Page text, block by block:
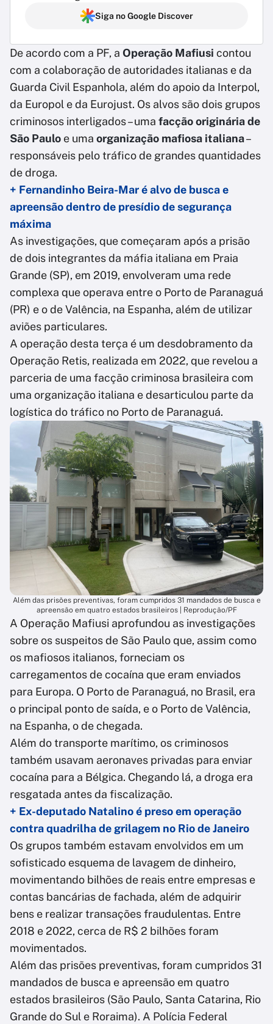
Siga no Google Discover
De acordo com a PF, a Operação Mafiusi contou
com a colaboração de autoridades italianas e da
Guarda Civil Espanhola, além do apoio da Interpol,
da Europol e da Eurojust. Os alvos são dois grupos
criminosos interligados – uma facção originária de
São Paulo e uma organização mafiosa italiana–
responsáveis pelo tráfico de grandes quantidades
de droga.
+ Fernandinho Beira-Mar é alvo de busca e
apreensão dentro de presídio de segurança
máxima
As investigações, que começaram após a prisão
de dois integrantes da máfia italiana em Praia
Grande (SP), em 2019, envolveram uma rede
complexa que operava entre o Porto de Paranaguá
(PR) e o de Valência, na Espanha, além de utilizar
aviões particulares.
A operação desta terça é um desdobramento da
Operação Retis, realizada em 2022, que revelou a
parceria de uma facção criminosa brasileira com
uma organização italiana e desarticulou parte da
logística do tráfico no Porto de Paranaguá.
Além das prisões preventivas, foram cumpridos 31 mandados de busca e
apreensão em quatro estados brasileiros | Reprodução/PF
A Operação Mafiusi aprofundou as investigações
sobre os suspeitos de São Paulo que, assim como
os mafiosos italianos, forneciam os
carregamentos de cocaína que eram enviados
para Europa. O Porto de Paranaguá, no Brasil, era
o principal ponto de saída, e o Porto de Valência,
na Espanha, o de chegada.
Além do transporte marítimo, os criminosos
também usavam aeronaves privadas para enviar
cocaína para a Bélgica. Chegando lá, a droga era
resgatada antes da fiscalização.
+ Ex-deputado Natalino é preso em operação
contra quadrilha de grilagem no Rio de Janeiro
Os grupos também estavam envolvidos em um
sofisticado esquema de lavagem de dinheiro,
movimentando bilhões de reais entre empresas e
contas bancárias de fachada, além de adquirir
bens e realizar transações fraudulentas. Entre
2018 e 2022, cerca de R$ 2 bilhões foram
movimentados.
Além das prisões preventivas, foram cumpridos 31
mandados de busca e apreensão em quatro
estados brasileiros (São Paulo, Santa Catarina, Rio
Grande do Sul e Roraima). A Polícia Federal